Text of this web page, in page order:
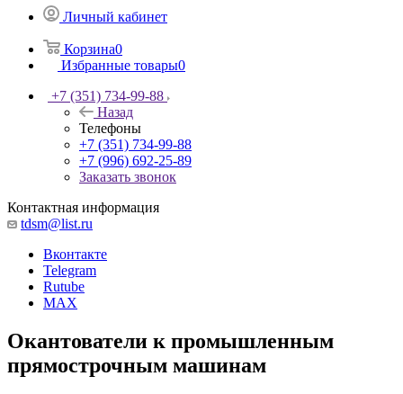
Личный кабинет
Корзина0
Избранные товары0
+7 (351) 734-99-88
Назад
Телефоны
+7 (351) 734-99-88
+7 (996) 692-25-89
Заказать звонок
Контактная информация
tdsm@list.ru
Вконтакте
Telegram
Rutube
MAX
Окантователи к промышленным
прямострочным машинам